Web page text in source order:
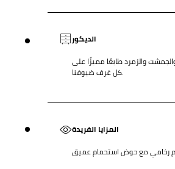
الديكور
والزمرد طابعًا مميزًا على
كل غرف ضيوفنا.
المزايا الفريدة
رخامي مع حوض استحمام عميق